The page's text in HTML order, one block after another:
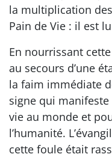
la multiplication
Pain de Vie : il est
En nourrissant
au secours d’une
la faim immédiate
signe qui
vie au monde et
l’humanité.
cette foule était